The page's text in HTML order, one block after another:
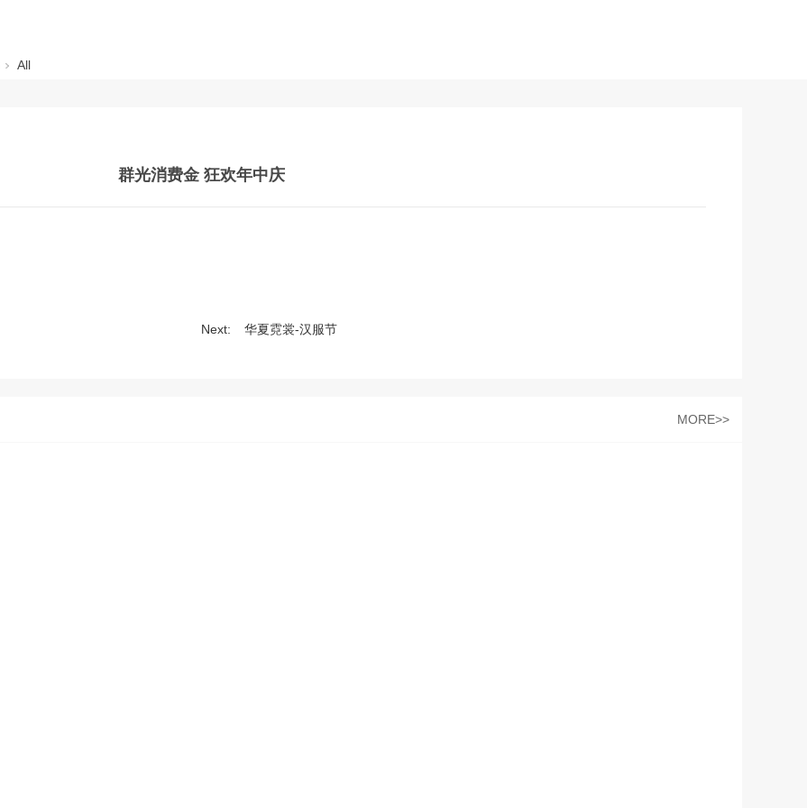
All
群光消费金 狂欢年中庆
Next: 华夏霓裳-汉服节
MORE>>